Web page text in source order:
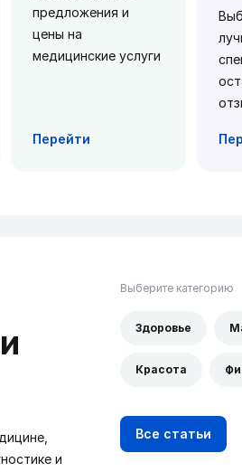
предложения и
цены на
медицинские услуги
Перейти
и
Выберите категорию
Здоровье
Красота
Все статьи